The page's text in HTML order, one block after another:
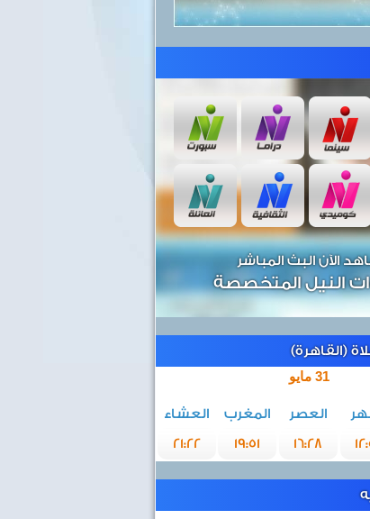
الآن البث المباشر
النيل المتخصصة
(القاهرة)
31 مايو
العصر المغرب
العشاء
16:28
19:51
21:22